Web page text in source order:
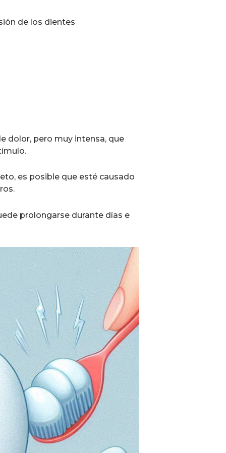
de los dientes
dolor, pero muy intensa, que
es posible que esté causado
prolongarse durante días e